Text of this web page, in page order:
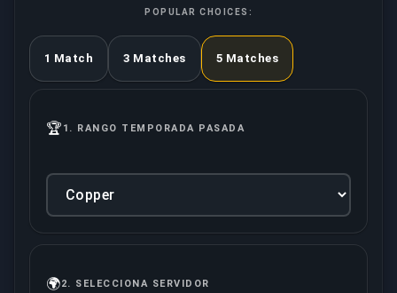
POPULAR CHOICES:
1 Match 3 Matches 5 Matches
🏆 1. RANGO TEMPORADA PASADA
🌍2. SELECCIONA SERVIDOR